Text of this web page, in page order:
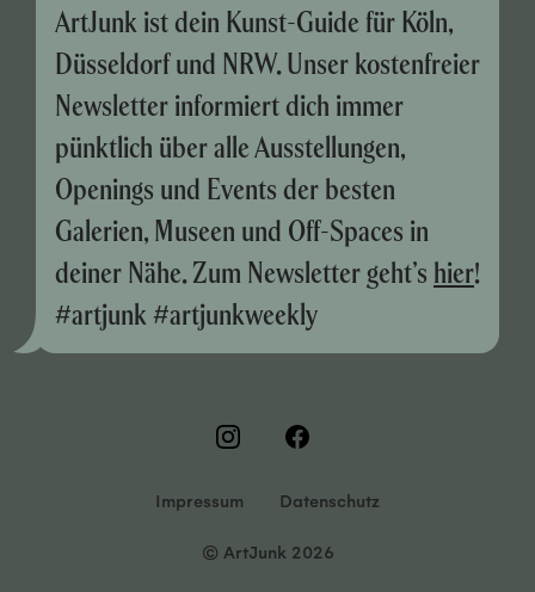
ArtJunk ist dein Kunst-Guide für Köln,
Düsseldorf und NRW. Unser kostenfreier
Newsletter informiert dich immer
pünktlich über alle Ausstellungen,
Openings und Events der besten
Galerien, Museen und Off-Spaces in
deiner Nähe. Zum Newsletter geht’s hier!
#artjunk #artjunkweekly
Impressum Datenschutz
© ArtJunk 2026